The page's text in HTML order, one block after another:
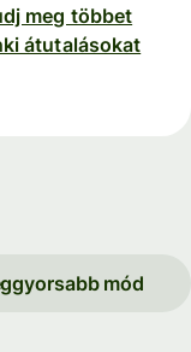
meg többet
átutalásokat
mód